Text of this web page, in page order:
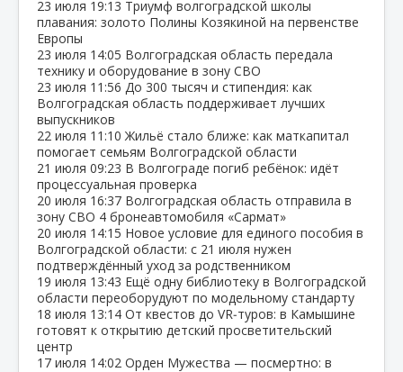
23 июля 19:13 Триумф волгоградской школы
плавания: золото Полины Козякиной на первенстве
Европы
23 июля 14:05 Волгоградская область передала
технику и оборудование в зону СВО
23 июля 11:56 До 300 тысяч и стипендия: как
Волгоградская область поддерживает лучших
выпускников
22 июля 11:10 Жильё стало ближе: как маткапитал
помогает семьям Волгоградской области
21 июля 09:23 В Волгограде погиб ребёнок: идёт
процессуальная проверка
20 июля 16:37 Волгоградская область отправила в
зону СВО 4 бронеавтомобиля «Сармат»
20 июля 14:15 Новое условие для единого пособия в
Волгоградской области: с 21 июля нужен
подтверждённый уход за родственником
19 июля 13:43 Ещё одну библиотеку в Волгоградской
области переоборудуют по модельному стандарту
18 июля 13:14 От квестов до VR‑туров: в Камышине
готовят к открытию детский просветительский
центр
17 июля 14:02 Орден Мужества — посмертно: в